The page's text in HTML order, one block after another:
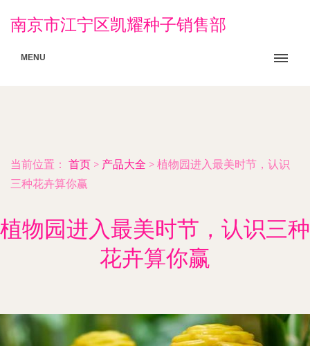
南京市江宁区凯耀种子销售部
MENU
当前位置： 首页 > 产品大全 > 植物园进入最美时节，认识
三种花卉算你赢
植物园进入最美时节，认识三种
花卉算你赢